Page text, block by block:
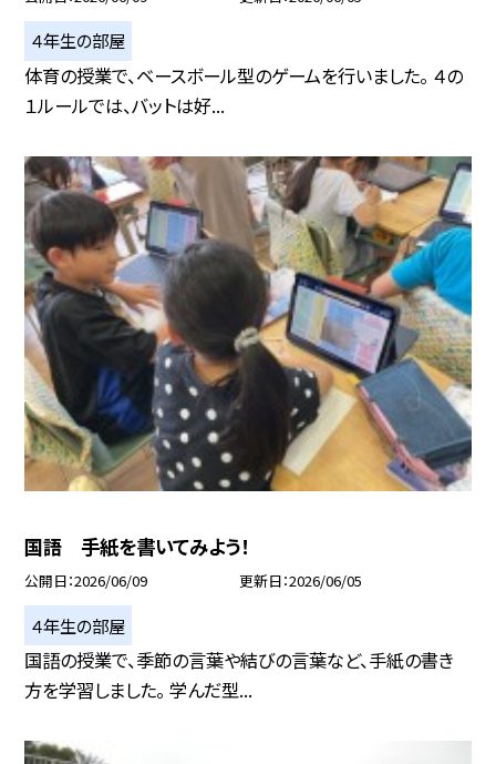
４年生の部屋
体育の授業で、ベースボール型のゲームを行いました。 ４の
１ルールでは、バットは好...
国語 手紙を書いてみよう！
公開日 2026/06/09 更新日 2026/06/05
４年生の部屋
国語の授業で、季節の言葉や結びの言葉など、手紙の書き
方を学習しました。 学んだ型...